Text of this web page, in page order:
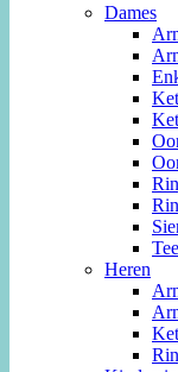
Dames
Heren